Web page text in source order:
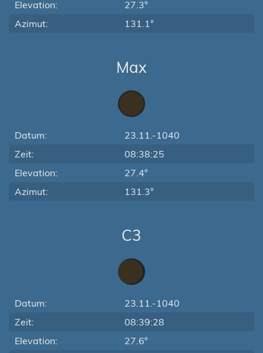
Elevation:
27.3°
Azimut:
131.1°
Max
Datum:
23.11.-1040
Zeit:
08:38:25
Elevation:
27.4°
Azimut:
131.3°
C3
Datum:
23.11.-1040
Zeit:
08:39:28
Elevation:
27.6°